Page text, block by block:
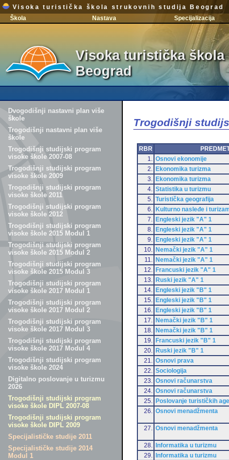
Visoka turistička škola strukovnih studija Beograd
Škola
Nastava Specijalizacija
Visoka turistička
Beograd
Dvogodišnji nastavni plan više
škole
Trogodišnji nastavni plan više
škole
Trogodišnji studijski program
visoke škole 2007-08
Trogodišnji studijski program
visoke škole 2009
Trogodišnji studijski program
visoke škole 2011
Trogodišnji studijski program
visoke škole 2012
Trogodišnji studijski program
visoke škole 2015 Modul 1
Trogodišnji studijski program
visoke škole 2015 Modul 2
Trogodišnji studijski program
visoke škole 2015 Modul 3
Trogodišnji studijski program
visoke škole 2017 Modul 1
Trogodišnji studijski program
visoke škole 2017 Modul 2
Trogodišnji studijski program
visoke škole 2017 Modul 3
Trogodišnji studijski program
visoke škole 2017 Modul 4
Trogodišnji studijski program
visoke škole 2024
Digitalno poslovanje u turizmu
2026
Trogodišnji studijski program
visoke škole DIPL 2007-08
Trogodišnji studijski program
visoke škole DIPL 2009
Specijalističke studije 2011
Specijalističke studije 2014
Modul 1
Trogodišnji
RBR
1.
Osnovi ekonomije
2.
Ekonomika turizma
3.
Ekonomika turizma
4.
Statistika u turizmu
5.
Turistička geografija
6.
Kulturno nasleđe i
7.
Engleski jezik "A" 1
8.
Engleski jezik "A" 1
9.
Engleski jezik "A" 1
10.
Nemački jezik "A" 1
11.
Nemački jezik "A" 1
12.
Francuski jezik "A" 1
13.
Ruski jezik "A" 1
14.
Engleski jezik "B" 1
15.
Engleski jezik "B" 1
16.
Engleski jezik "B" 1
17.
Nemački jezik "B" 1
18.
Nemački jezik "B" 1
19.
Francuski jezik "B" 1
20.
Ruski jezik "B" 1
21.
Osnovi prava
22.
Sociologija
23.
Osnovi računarstva
24.
Osnovi računarstva
25.
Poslovanje turističkih
26.
Osnovi menadžmenta
27. Osnovi menadžmenta
28.
Informatika u turizmu
29.
Informatika u turizmu